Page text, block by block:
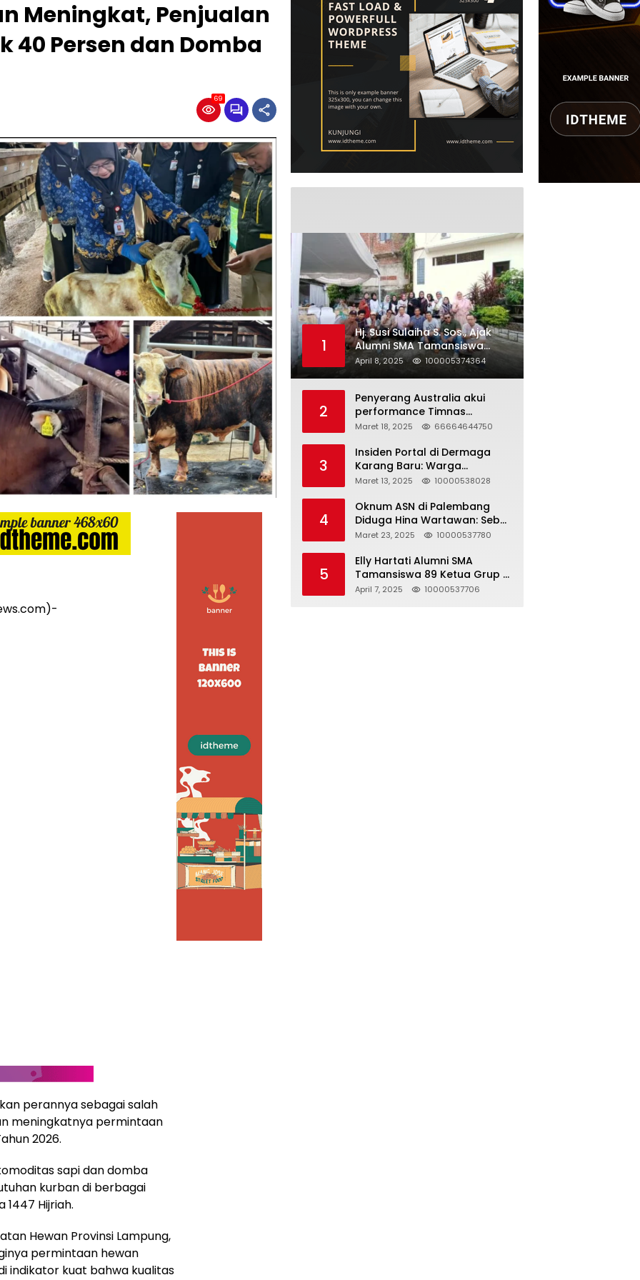
Meningkat, Penjualan
40 Persen dan Domba
69
perannya sebagai salah
meningkatnya permintaan
2026.
sapi dan domba
kurban di berbagai
1447 Hijriah.
Hewan Provinsi Lampung,
permintaan hewan
indikator kuat bahwa kualitas
1
Hj. Susi Sulaiha S. Sos., Ajak
Alumni SMA Tamansiswa
Palembang Angkatan 91 Halal
Bihalal
April 8, 2025 100005374364
2
Penyerang Australia akui
performance Timnas
Indonesia
Maret 18, 2025 66664644750
3
Insiden Portal di Dermaga
Karang Baru: Warga
Klarifikasi dan Kritik
Akurat
Maret 13, 2025 10000538028
4
Oknum ASN di Palembang
Diduga Hina Wartawan: Sebut
Profesi Jurnalis Hanya
Berujung Dugaan
Pelanggaran UU ITE!
Maret 23, 2025 10000537780
5
Elly Hartati Alumni SMA
Tamansiswa 89 Ketua Grup S
4 Laksanakan Giat
April 7, 2025 10000537706